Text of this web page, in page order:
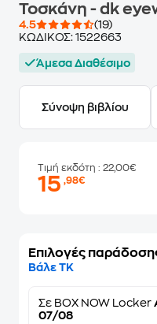
Τοσκάνη - dk
4.5
(19)
ΚΩΔΙΚΟΣ: 1522663
Άμεσα Διαθέσιμο
Σύνοψη βιβλίου
Τιμή εκδότη : 22,00€
15,98€
Επιλογές
Βάλε ΤΚ
Σε BOX NOW Locker
07/08